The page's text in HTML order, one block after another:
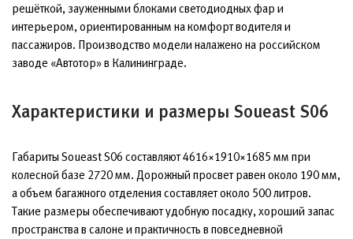
решёткой, зауженными блоками светодиодных фар и
интерьером, ориентированным на комфорт водителя и
пассажиров. Производство модели налажено на российском
заводе «Автотор» в Калининграде.
Характеристики и размеры Soueast S06
Габариты Soueast S06 составляют 4616×1910×1685 мм при
колесной базе 2720 мм. Дорожный просвет равен около 190 мм,
а объем багажного отделения составляет около 500 литров.
Такие размеры обеспечивают удобную посадку, хороший запас
пространства в салоне и практичность в повседневной